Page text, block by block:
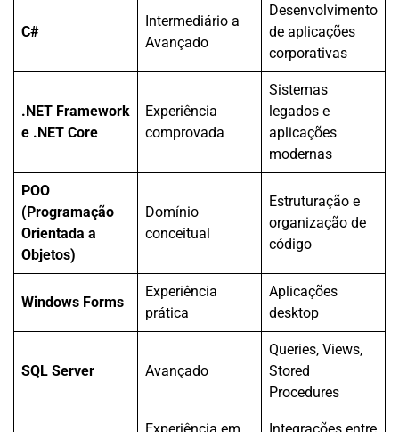
C#
Intermediário a
Avançado
Desenvolvimento
de aplicações
corporativas
.NET Framework
e .NET Core
Experiência
comprovada
Sistemas
legados e
aplicações
modernas
POO
(Programação
Orientada a
Objetos)
Domínio
conceitual
Estruturação e
organização de
código
Windows Forms
Experiência
prática
Aplicações
desktop
SQL Server Avançado
Queries, Views,
Stored
Procedures